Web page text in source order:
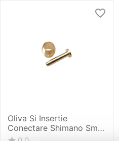
Oliva Si Insertie
Conectare Shimano Sm-
Bh59